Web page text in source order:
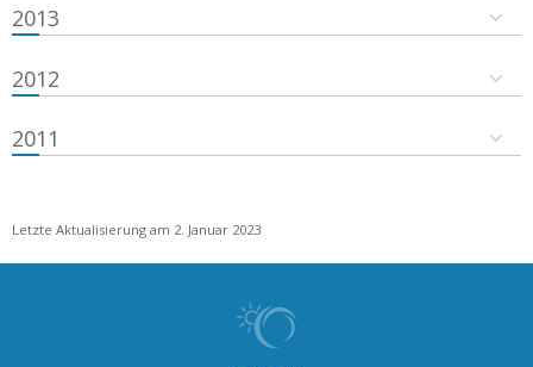
2013
2012
2011
Letzte Aktualisierung am 2. Januar 2023